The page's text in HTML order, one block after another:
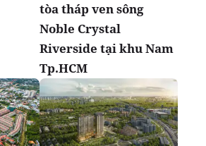
tòa tháp ven sông
Noble Crystal
Riverside tại khu Nam
Tp.HCM